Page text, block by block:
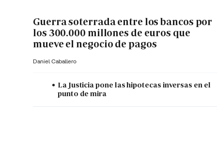
Guerra soterrada entre los bancos por
los 300.000 millones de euros que
mueve el negocio de pagos
Daniel Caballero
La Justicia pone las hipotecas inversas en el
punto de mira